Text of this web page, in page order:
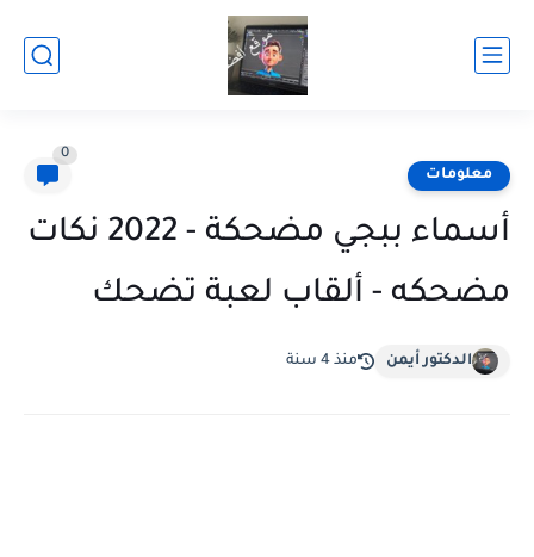
معلومات
0
أسماء ببجي مضحكة - 2022 نكات
مضحكه - ألقاب لعبة تضحك
الدكتور أيمن منذ 4 سنة